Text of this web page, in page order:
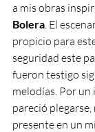
a mis obras
Bolera. El
propicio para
seguridad este
fueron testigo
melodías. Por
pareció
presente en un